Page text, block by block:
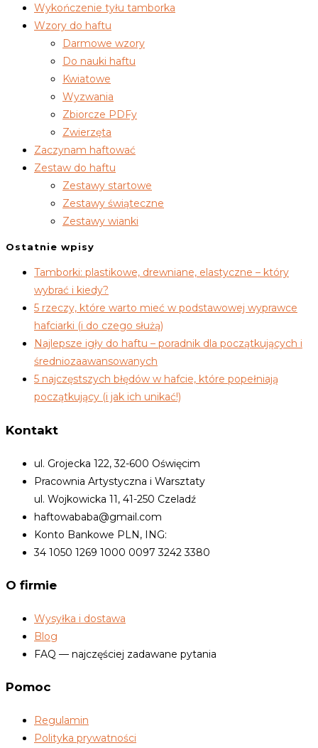
Wykończenie tyłu tamborka
Wzory do haftu
Darmowe wzory
Do nauki haftu
Kwiatowe
Wyzwania
Zbiorcze PDFy
Zwierzęta
Zaczynam haftować
Zestaw do haftu
Zestawy startowe
Zestawy świąteczne
Zestawy wianki
Ostatnie wpisy
Tamborki: plastikowe, drewniane, elastyczne – który
wybrać i kiedy?
5 rzeczy, które warto mieć w podstawowej wyprawce
hafciarki (i do czego służą)
Najlepsze igły do haftu – poradnik dla początkujących i
średniozaawansowanych
5 najczęstszych błędów w hafcie, które popełniają
początkujący (i jak ich unikać!)
Kontakt
ul. Grojecka 122, 32-600 Oświęcim
Pracownia Artystyczna i Warsztaty
ul. Wojkowicka 11, 41-250 Czeladź
haftowababa@gmail.com
Konto Bankowe PLN, ING:
34 1050 1269 1000 0097 3242 3380
O firmie
Wysyłka i dostawa
Blog
FAQ — najczęściej zadawane pytania
Pomoc
Regulamin
Polityka prywatności